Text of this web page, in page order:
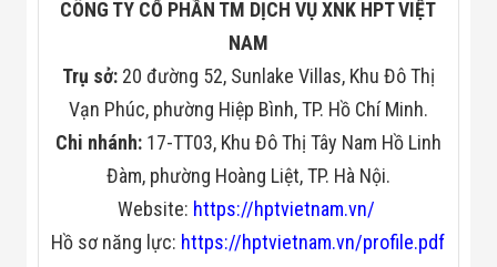
CÔNG TY CỔ PHẦN TM DỊCH VỤ XNK HPT VIỆT
NAM
Trụ sở: 20 đường 52, Sunlake Villas, Khu Đô Thị
Vạn Phúc, phường Hiệp Bình, TP. Hồ Chí Minh.
Chi nhánh:17-TT03, Khu Đô Thị Tây Nam Hồ Linh
Đàm, phường Hoàng Liệt, TP. Hà Nội.
Website: https://hptvietnam.vn/
Hồ sơ năng lực: https://hptvietnam.vn/profile.pdf